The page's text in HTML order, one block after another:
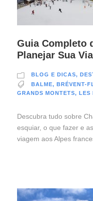
Guia Completo
Planejar Sua
BLOG E DICAS,
BALME, BRÉVENT-
GRANDS MONTETS, LES
Descubra tudo sobre
esquiar, o que fazer e
viagem aos Alpes